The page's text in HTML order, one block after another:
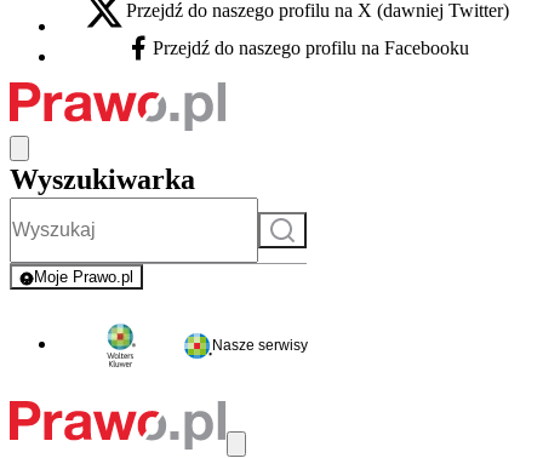
X - otwiera się w nowej karcie
Przejdź do naszego profilu na X (dawniej Twitter)
Facebook - otwiera się w nowej karcie
Przejdź do naszego profilu na Facebooku
Wyszukiwarka
Szukaj
Moje Prawo.pl
- rejestracja i logowanie do serwisu
Nasze serwisy